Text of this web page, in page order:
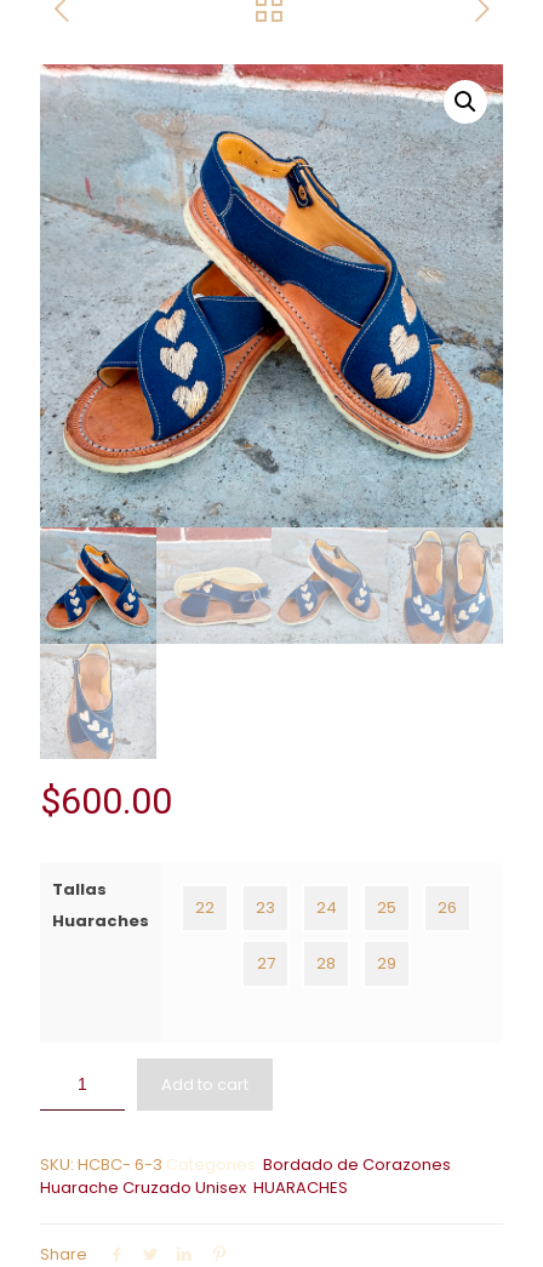
$600.00
Tallas
Huaraches
22 23 24 25 26
27 28 29
Add to cart
SKU: HCBC- 6-3 Categories: Bordado de Corazones,
Huarache Cruzado Unisex, HUARACHES
Share